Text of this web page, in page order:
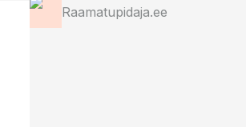
Raamatupidaja.ee